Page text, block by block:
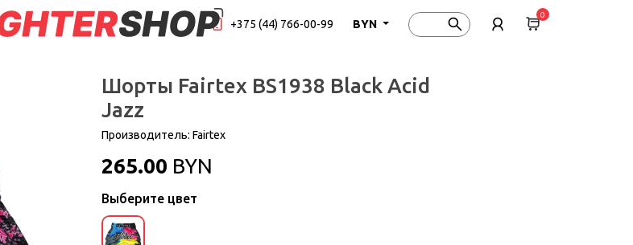
+375 (44) 766-00-99 BYN
0
Шорты Fairtex BS1938 Black Acid
Jazz
Производитель: Fairtex
265.00 BYN
Выберите цвет